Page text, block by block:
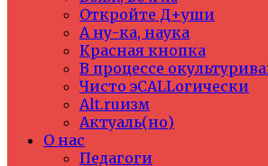
Откройте Д+уши
А ну-ка, наука
Красная кнопка
В процессе
Чисто эCALLогически
Alt.ruизм
Актуаль(но)
О нас
Педагоги